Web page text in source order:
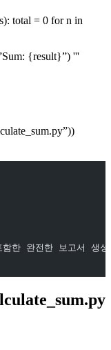
total = 0 for n in
{result}”) '''
한 완전한 보고서 생성